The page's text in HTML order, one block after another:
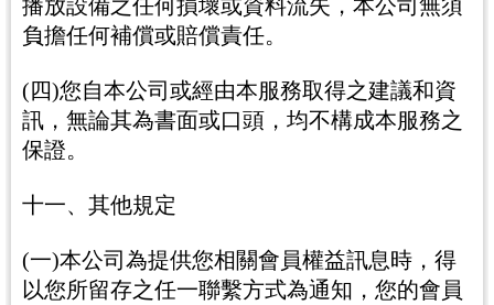
播放設備之任何損壞或資料流失，本公司無須
負擔任何補償或賠償責任。
(四)您自本公司或經由本服務取得之建議和資
訊，無論其為書面或口頭，均不構成本服務之
保證。
十一、其他規定
(一)本公司為提供您相關會員權益訊息時，得
以您所留存之任一聯繫方式為通知，您的會員